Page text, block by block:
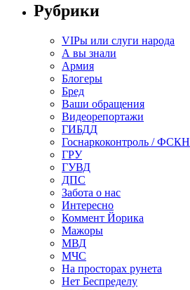
Рубрики
VIPы или слуги народа
А вы знали
Армия
Блогеры
Бред
Ваши обращения
Видеорепортажи
ГИБДД
Госнаркоконтроль / ФСКН
ГРУ
ГУВД
ДПС
Забота о нас
Интересно
Коммент Йорика
Мажоры
МВД
МЧС
На просторах рунета
Нет Беспределу